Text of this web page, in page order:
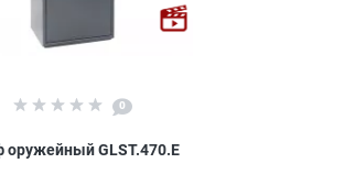
0
оружейный GLST.470.E